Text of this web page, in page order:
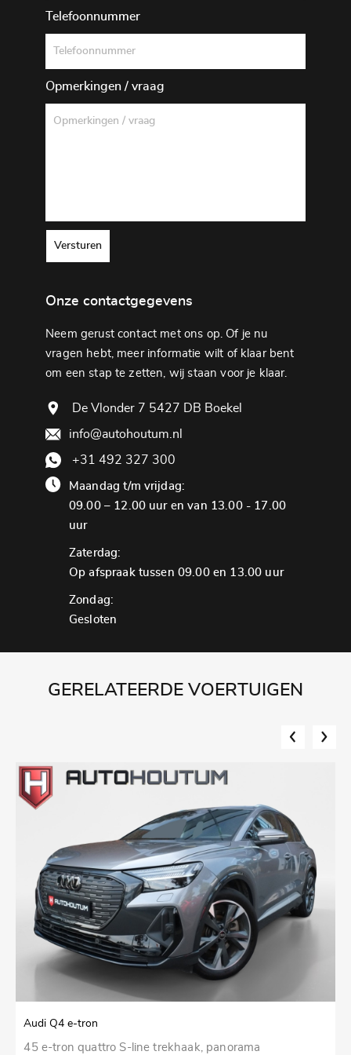
Telefoonnummer
Opmerkingen / vraag
Versturen
Onze contactgegevens
Neem gerust contact met ons op. Of je nu
vragen hebt, meer informatie wilt of klaar bent
om een ​​stap te zetten, wij staan ​​voor je klaar.
De Vlonder 7 5427 DB Boekel
info@autohoutum.nl
+31 492 327 300
Maandag t/m vrijdag:
09.00 – 12.00 uur en van 13.00 - 17.00
uur
Zaterdag:
Op afspraak tussen 09.00 en 13.00 uur
Zondag:
Gesloten
GERELATEERDE VOERTUIGEN
Audi Q4 e-tron
45 e-tron quattro S-line trekhaak, panorama